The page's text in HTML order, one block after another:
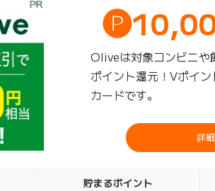
Oliveは対象コンビニや
ポイント還元！Vポイ
カードです。
詳
貯まるポイント